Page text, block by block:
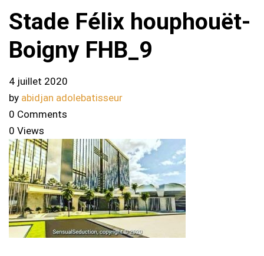
Stade Félix houphouët-
Boigny FHB_9
4 juillet 2020
by abidjan adolebatisseur
0 Comments
0 Views